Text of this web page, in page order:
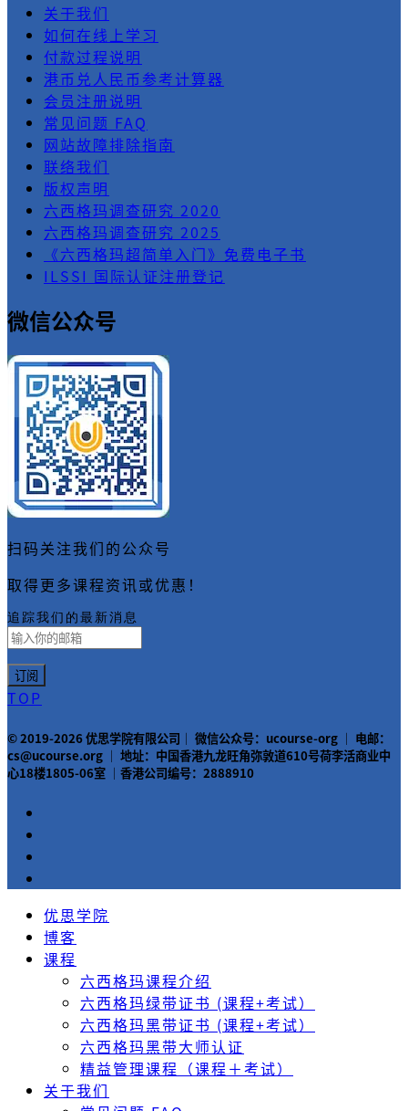
关于我们
如何在线上学习
付款过程说明
港币兑人民币参考计算器
会员注册说明
常见问题 FAQ
网站故障排除指南
联络我们
版权声明
六西格玛调查研究 2020
六西格玛调查研究 2025
《六西格玛超简单入门》免费电子书
ILSSI 国际认证注册登记
微信公众号
扫码关注我们的公众号
取得更多课程资讯或优惠！
追踪我们的最新消息
TOP
© 2019-2026 优思学院有限公司｜ 微信公众号：ucourse-org ｜ 电邮：
cs@ucourse.org ｜ 地址：中国香港九龙旺角弥敦道610号荷李活商业中
心18楼1805-06室 ｜香港公司编号：2888910
优思学院
博客
课程
六西格玛课程介绍
六西格玛绿带证书 (课程+考试）
六西格玛黑带证书 (课程+考试）
六西格玛黑带大师认证
精益管理课程（课程＋考试）
关于我们